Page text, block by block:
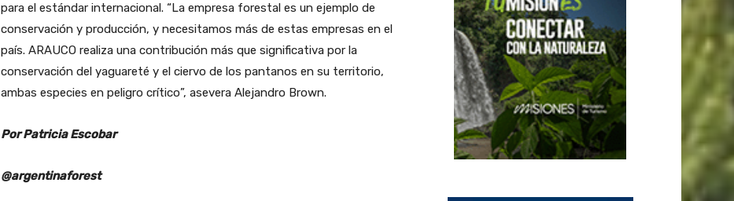
para el estándar internacional. “La empresa forestal es un ejemplo de
conservación y producción, y necesitamos más de estas empresas en el
país. ARAUCO realiza una contribución más que significativa por la
conservación del yaguareté y el ciervo de los pantanos en su territorio,
ambas especies en peligro crítico”, asevera Alejandro Brown.
Por Patricia Escobar
@argentinaforest